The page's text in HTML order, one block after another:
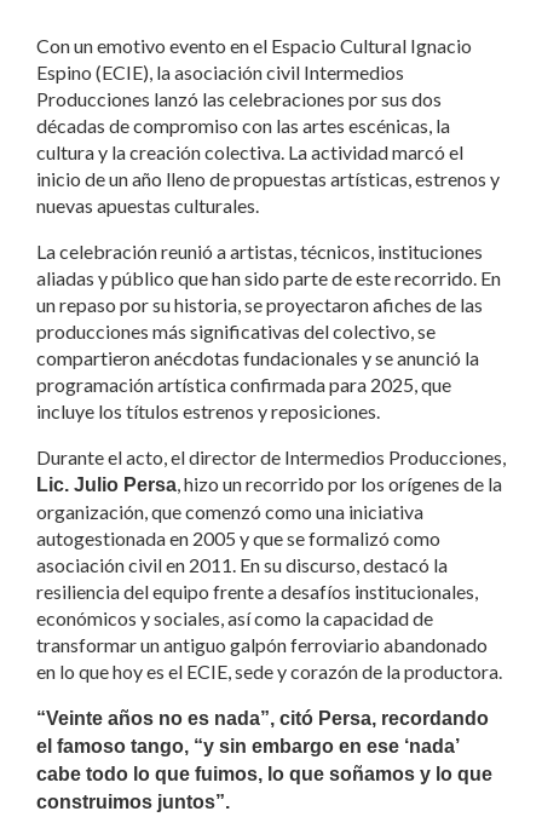
Con un emotivo evento en el Espacio Cultural Ignacio
Espino (ECIE), la asociación civil Intermedios
Producciones lanzó las celebraciones por sus dos
décadas de compromiso con las artes escénicas, la
cultura y la creación colectiva. La actividad marcó el
inicio de un año lleno de propuestas artísticas, estrenos y
nuevas apuestas culturales.
La celebración reunió a artistas, técnicos, instituciones
aliadas y público que han sido parte de este recorrido. En
un repaso por su historia, se proyectaron afiches de las
producciones más significativas del colectivo, se
compartieron anécdotas fundacionales y se anunció la
programación artística confirmada para 2025, que
incluye los títulos estrenos y reposiciones.
Durante el acto, el director de Intermedios Producciones,
Lic. Julio Persa, hizo un recorrido por los orígenes de la
organización, que comenzó como una iniciativa
autogestionada en 2005 y que se formalizó como
asociación civil en 2011. En su discurso, destacó la
resiliencia del equipo frente a desafíos institucionales,
económicos y sociales, así como la capacidad de
transformar un antiguo galpón ferroviario abandonado
en lo que hoy es el ECIE, sede y corazón de la productora.
“Veinte años no es nada”, citó Persa, recordando
el famoso tango, “y sin embargo en ese ‘nada’
cabe todo lo que fuimos, lo que soñamos y lo que
construimos juntos”.